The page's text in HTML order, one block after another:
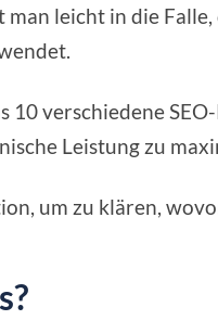
man leicht in die
verschiedene
Leistung zu
um zu klären,